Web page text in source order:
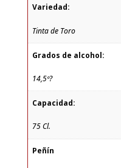
Variedad:
Tinta de Toro
Grados de alcohol:
14,5º?
Capacidad:
75 Cl.
Peñín